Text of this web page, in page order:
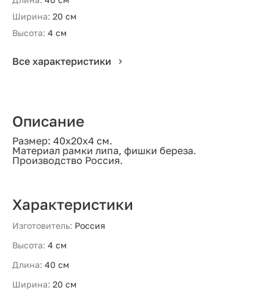
Ширина: 20 см
Высота: 4 см
Все характеристики
Описание
Размер: 40х20х4 см.
Материал рамки липа, фишки береза.
Производство Россия.
Характеристики
Изготовитель: Россия
Высота: 4 см
Длина: 40 см
Ширина: 20 см